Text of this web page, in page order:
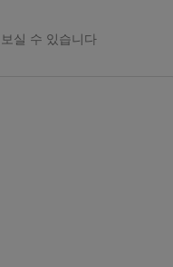
실 수 있습니다